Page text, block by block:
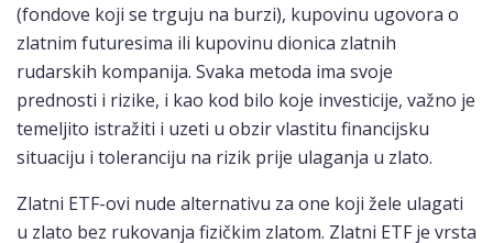
(fondove koji se trguju na burzi), kupovinu ugovora o
zlatnim futuresima ili kupovinu dionica zlatnih
rudarskih kompanija. Svaka metoda ima svoje
prednosti i rizike, i kao kod bilo koje investicije, važno je
temeljito istražiti i uzeti u obzir vlastitu financijsku
situaciju i toleranciju na rizik prije ulaganja u zlato.
Zlatni ETF-ovi nude alternativu za one koji žele ulagati
u zlato bez rukovanja fizičkim zlatom. Zlatni ETF je vrsta